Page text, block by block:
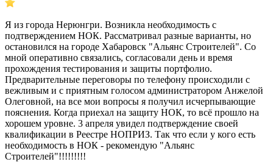
Я из города Нерюнгри. Возникла необходимость с
подтверждением НОК. Рассматривал разные варианты, но
остановился на городе Хабаровск "Альянс Строителей". Со
мной оперативно связались, согласовали день и время
прохождения тестирования и защиты портфолио.
Предварительные переговоры по телефону происходили с
вежливым и с приятным голосом администратором Анжелой
Олеговной, на все мои вопросы я получил исчерпывающие
пояснения. Когда приехал на защиту НОК, то всё прошло на
хорошем уровне. 3 апреля увидел подтверждение своей
квалификации в Реестре НОПРИЗ. Так что если у кого есть
необходимость в НОК - рекомендую "Альянс
Строителей"!!!!!!!!!